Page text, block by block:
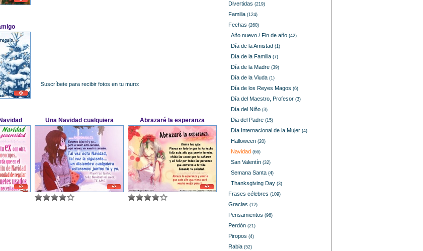
Suscríbete para recibir fotos en tu muro:
Una Navidad cualquiera Abrazaré la esperanza
Divertidas (219)
Familia (124)
Fechas (260)
Año nuevo / Fin de año (42)
Día de la Amistad (1)
Día de la Familia (7)
Día de la Madre (39)
Día de la Viuda (1)
Día de los Reyes Magos (6)
Día del Maestro, Profesor (3)
Día del Niño (3)
Dia del Padre (15)
Día Internacional de la Mujer (4)
Halloween (20)
Navidad (66)
San Valentín (32)
Semana Santa (4)
Thanksgiving Day (3)
Frases célebres (109)
Gracias (12)
Pensamientos (96)
Perdón (21)
Piropos (4)
Rabia (52)